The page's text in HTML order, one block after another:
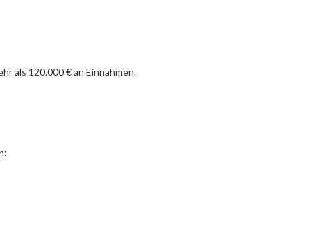
als 120.000 € an Einnahmen.